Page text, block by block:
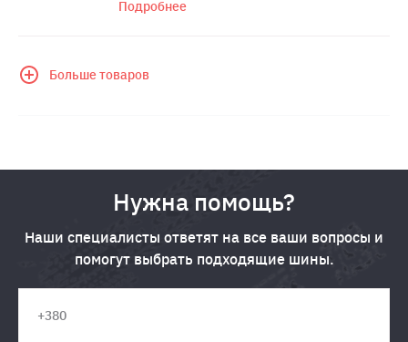
Подробнее
Больше товаров
Нужна помощь?
Наши специалисты ответят на все ваши вопросы и
помогут выбрать подходящие шины.